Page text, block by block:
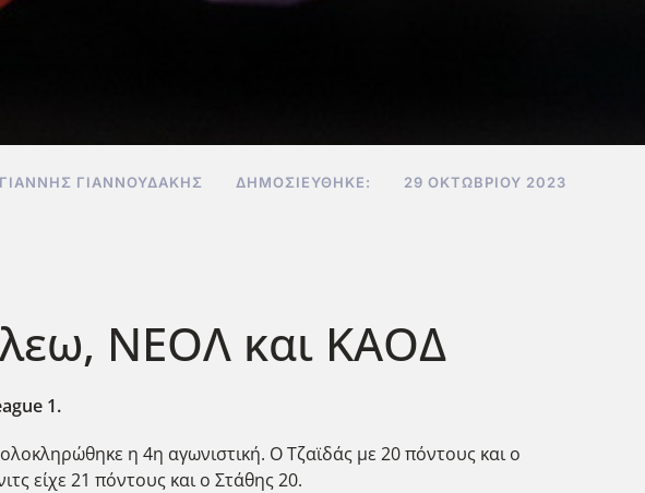
ΓΙΆΝΝΗΣ ΓΙΑΝΝΟΥΔΆΚΗΣ ΔΗΜΟΣΙΕΎΘΗΚΕ: 29 ΟΚΤΩΒΡΊΟΥ 2023
ΝΕΟΛ και ΚΑΟΔ
1.
η 4η αγωνιστική. Ο Τζαϊδάς με 20 πόντους και ο
είχε 21 πόντους και ο Στάθης 20.